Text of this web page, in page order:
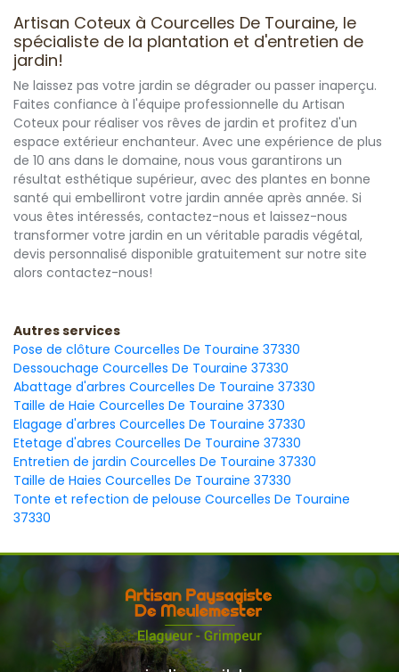
Artisan Coteux à Courcelles De Touraine, le
spécialiste de la plantation et d'entretien de
jardin!
Ne laissez pas votre jardin se dégrader ou passer inaperçu.
Faites confiance à l'équipe professionnelle du Artisan
Coteux pour réaliser vos rêves de jardin et profitez d'un
espace extérieur enchanteur. Avec une expérience de plus
de 10 ans dans le domaine, nous vous garantirons un
résultat esthétique supérieur, avec des plantes en bonne
santé qui embelliront votre jardin année après année. Si
vous êtes intéressés, contactez-nous et laissez-nous
transformer votre jardin en un véritable paradis végétal,
devis personnalisé disponible gratuitement sur notre site
alors contactez-nous!
Autres services
Pose de clôture Courcelles De Touraine 37330
Dessouchage Courcelles De Touraine 37330
Abattage d'arbres Courcelles De Touraine 37330
Taille de Haie Courcelles De Touraine 37330
Elagage d'arbres Courcelles De Touraine 37330
Etetage d'abres Courcelles De Touraine 37330
Entretien de jardin Courcelles De Touraine 37330
Taille de Haies Courcelles De Touraine 37330
Tonte et refection de pelouse Courcelles De Touraine
37330